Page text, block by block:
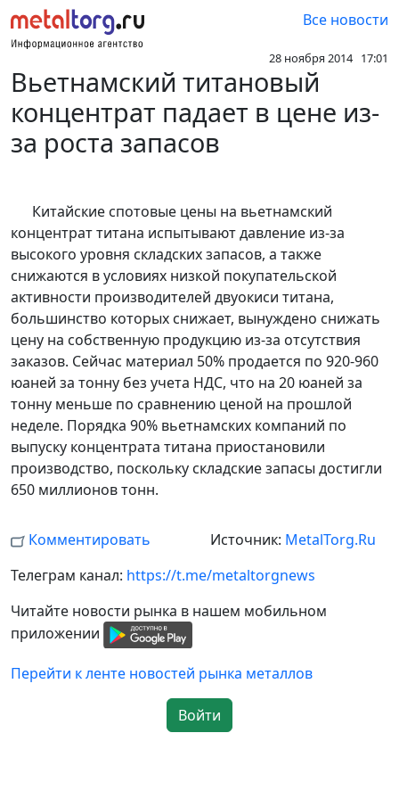
Все новости
28 ноября 2014 17:01
Вьетнамский титановый
концентрат падает в цене из-
за роста запасов
Китайские спотовые цены на вьетнамский
концентрат титана испытывают давление из-за
высокого уровня складских запасов, а также
снижаются в условиях низкой покупательской
активности производителей двуокиси титана,
большинство которых снижает, вынуждено снижать
цену на собственную продукцию из-за отсутствия
заказов. Сейчас материал 50% продается по 920-960
юаней за тонну без учета НДС, что на 20 юаней за
тонну меньше по сравнению ценой на прошлой
неделе. Порядка 90% вьетнамских компаний по
выпуску концентрата титана приостановили
производство, поскольку складские запасы достигли
650 миллионов тонн.
Комментировать Источник: MetalTorg.Ru
Телеграм канал: https://t.me/metaltorgnews
Читайте новости рынка в нашем мобильном
приложении
Перейти к ленте новостей рынка металлов
Войти